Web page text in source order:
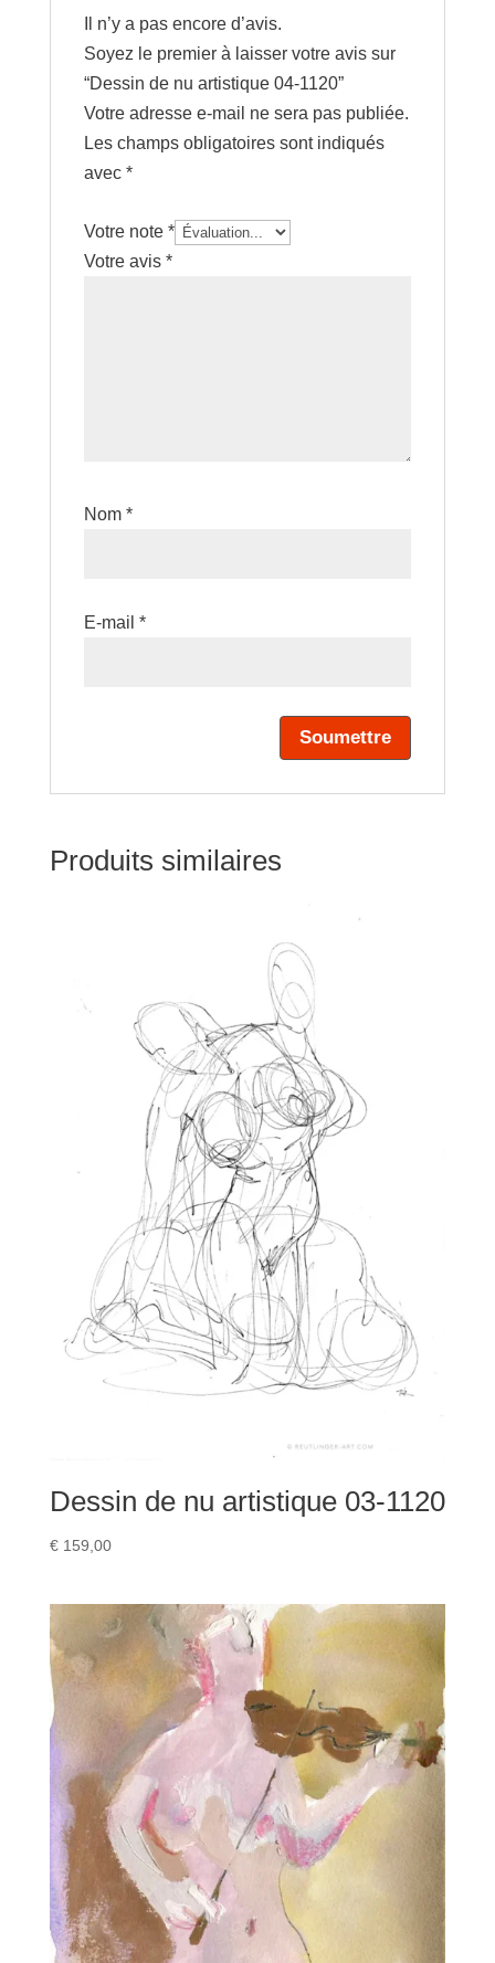
Il n’y a pas encore d’avis.
Soyez le premier à laisser votre avis sur
“Dessin de nu artistique 04-1120”
Votre adresse e-mail ne sera pas publiée.
Les champs obligatoires sont indiqués
avec *
Votre note *
Votre avis *
Nom *
E-mail *
Produits similaires
Dessin de nu artistique 03-1120
€159,00